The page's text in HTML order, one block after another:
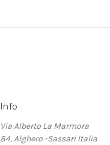
Info
Via Alberto La Marmora
84, Alghero -Sassari Italia